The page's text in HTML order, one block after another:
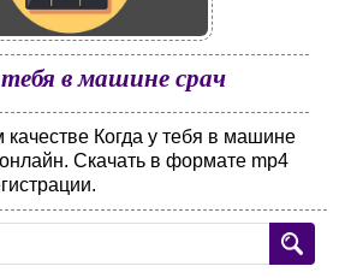
в машине срач
Когда у тебя в машине
Скачать в формате mp4